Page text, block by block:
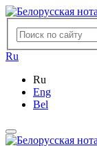
Ru
Ru
Eng
Bel